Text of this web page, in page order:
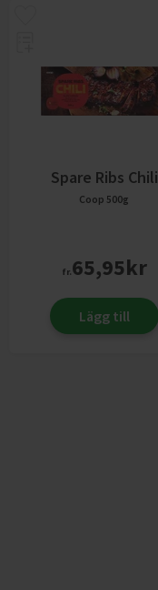
Spare Ribs Chili
Coop 500g
fr.65,95kr
Lägg till